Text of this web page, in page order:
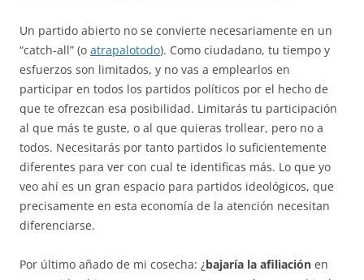
Un partido abierto no se convierte necesariamente en un
“catch-all” (o atrapalotodo). Como ciudadano, tu tiempo y
esfuerzos son limitados, y no vas a emplearlos en
participar en todos los partidos políticos por el hecho de
que te ofrezcan esa posibilidad. Limitarás tu participación
al que más te guste, o al que quieras trollear, pero no a
todos. Necesitarás por tanto partidos lo suficientemente
diferentes para ver con cual te identificas más. Lo que yo
veo ahí es un gran espacio para partidos ideológicos, que
precisamente en esta economía de la atención necesitan
diferenciarse.
Por último añado de mi cosecha: ¿bajaría la afiliación en